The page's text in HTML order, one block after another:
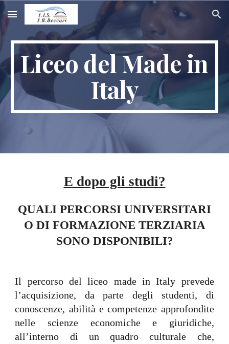
Skip to main content Skip to navigation
Liceo del Made in
Italy
E dopo gli studi?
QUALI PERCORSI UNIVERSITARI
O DI FORMAZIONE TERZIARIA
SONO DISPONIBILI?
Il percorso del liceo made in Italy prevede
l’acquisizione, da parte degli studenti, di
conoscenze, abilità e competenze approfondite
nelle scienze economiche e giuridiche,
all’interno di un quadro culturale che,